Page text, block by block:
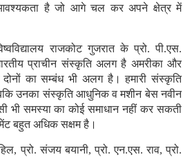
है जो आगे चल कर अपने क्षेत्र में
राजकोट गुजरात के प्रो. पी.एस.
प्राचीन संस्कृति अलग है अमरीका और
का सम्बंध भी अलग है। हमारी संस्कृति
उनका संस्कृति आधुनिक व मशीन बेस नवीन
भी समस्या का कोई समाधान नहीं कर सकती
बहुत अधिक सक्षम है।
प्रो. संजय बयानी, प्रो. एन.एस. राव, प्रो.